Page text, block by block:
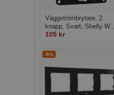
Väggströmbrytare, 2
knapp, Svart, Shelly WS
2xBtn Black
105 kr
-6%